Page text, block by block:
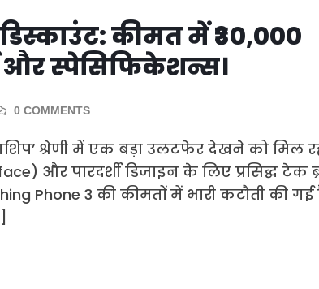
कीमत में ₹30,000
स्पेसिफिकेशन्स।
0 COMMENTS
श्रेणी में एक बड़ा उलटफेर देखने को मिल
और पारदर्शी डिजाइन के लिए प्रसिद्ध टेक
Phone 3 की कीमतों में भारी कटौती की गई